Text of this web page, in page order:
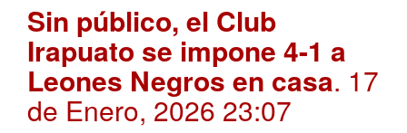
Sin público, el Club
Irapuato se impone 4-1 a
Leones Negros en casa. 17
de Enero, 2026 23:07